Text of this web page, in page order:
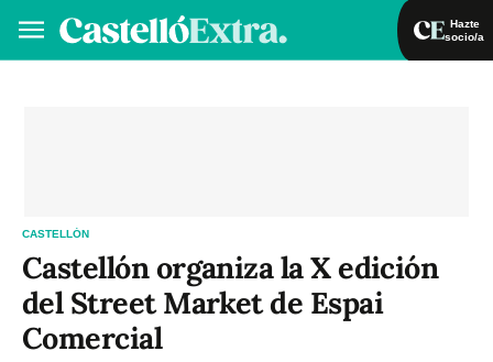
Hazte
socio/a
CASTELLÓN
Castellón organiza la X edición
del Street Market de Espai
Comercial